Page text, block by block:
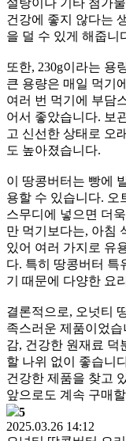
설탕이나 기타 첨가
건강에 좋지 않다는
을 덜 수 있게 해줍니
또한, 230g이라는 용
큰 용량은 매일 먹기
여러 번 먹기에 부담
어서 좋았습니다. 보
고 신선한 상태로 오
도 높아졌습니다.
이 땅콩버터는 빵에
용할 수 있습니다. 오
스무디에 넣으면 더
만 먹기보다는, 아침
있어 여러 가지로 유
다. 특히 땅콩버터 특
기 때문에 다양한 요
결론적으로, 오넛티
족스러운 제품이었
감, 건강한 원재료 덕
할 나위 없이 좋습니
건강한 제품을 찾고
앞으로도 계속 구매
5
2025.03.26 14:12